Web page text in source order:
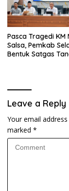
Pasca Tragedi KM
Salsa, Pemkab
Bentuk Satgas
Leave a Reply
Your email
marked *